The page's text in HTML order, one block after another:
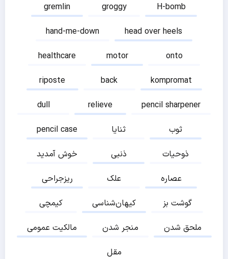
gremlin groggy
H-bomb
hand-me-down
head over heels
healthcare
motor
onto
riposte
back
kompromat
dull
relieve
pencil sharpener
pencil case
ثنایا
ثوب
خوش آمدید
ذنبی
ذوحیات
ریزجراحی
علک
عصاره
کیمچی
کیهان‌شناسی
گوشت بز
مالکیت عمومی
منجر شدن
ملحق شدن
مقل